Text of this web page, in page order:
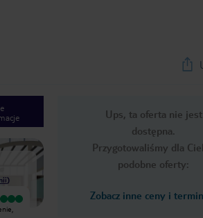
Ups, ta oferta nie jest
dostępna.
Przygotowaliśmy dla
podobne oferty:
Zobacz inne ceny i
Next slide
1/43
)